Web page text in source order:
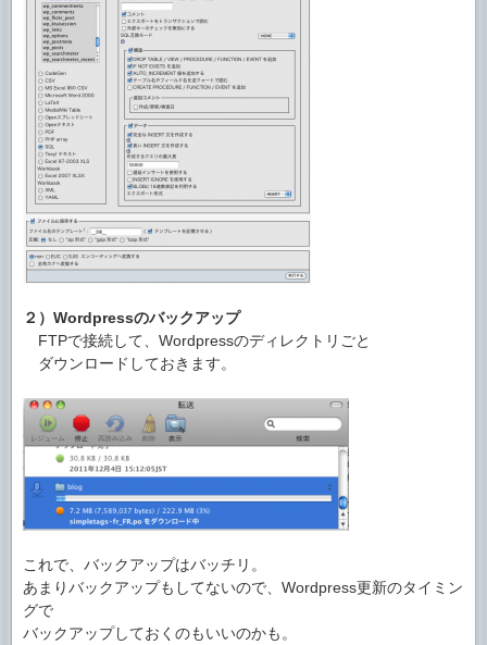
２）Wordpressのバックアップ
FTPで接続して、Wordpressのディレクトリごと
ダウンロードしておきます。
これで、バックアップはバッチリ。
あまりバックアップもしてないので、Wordpress更新のタイミン
グで
バックアップしておくのもいいのかも。